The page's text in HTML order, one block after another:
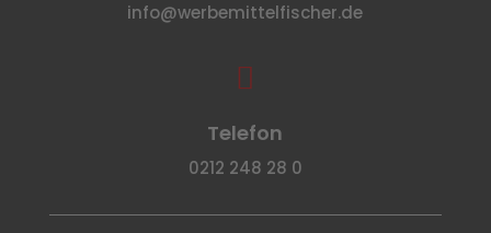
info@werbemittelfischer.de

Telefon
0212 248 28 0